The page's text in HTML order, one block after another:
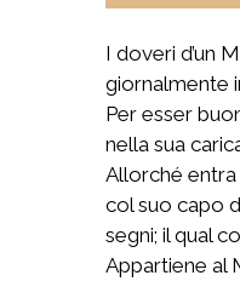
I doveri d’un
giornalmente
Per esser
nella sua
Allorché entra
col suo capo
segni; il qual
Appartiene al